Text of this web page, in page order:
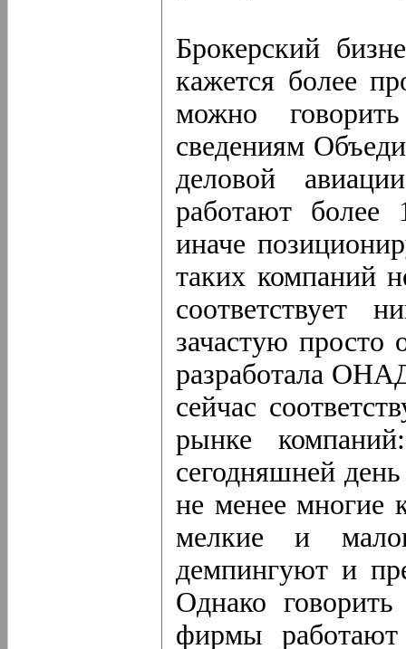
Брокерский
кажется более
можно
сведениям
деловой
работают более
иначе
таких компаний
соответствует
зачастую просто
разработала
сейчас
рынке
сегодняшней
не менее многие
мелкие и
демпингуют и
Однако
фирмы